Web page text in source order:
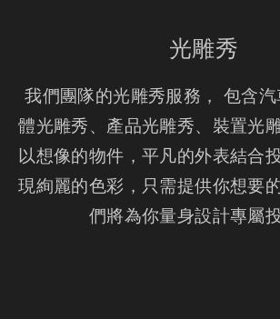
光雕秀
我們團隊的光雕秀服務， 包含汽
體光雕秀、產品光雕秀、裝置光
以想像的物件，平凡的外表結合
現絢麗的色彩，只需提供你想要
們將為你量身設計專屬投